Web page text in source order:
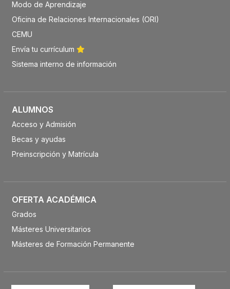
Modo de Aprendizaje
Oficina de Relaciones Internacionales (ORI)
CEMU
Envía tu currículum
Sistema interno de información
ALUMNOS
Acceso y Admisión
Becas y ayudas
Preinscripción y Matrícula
OFERTA ACADÉMICA
Grados
Másteres Universitarios
Másteres de Formación Permanente